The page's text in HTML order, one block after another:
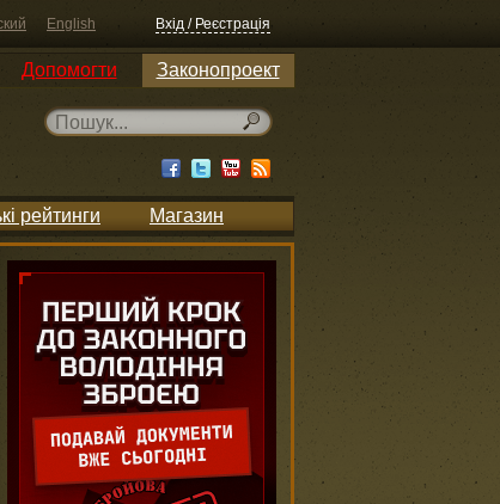
English Вхід / Реєстрація
Допомогти Законопроект
рейтинги Магазин